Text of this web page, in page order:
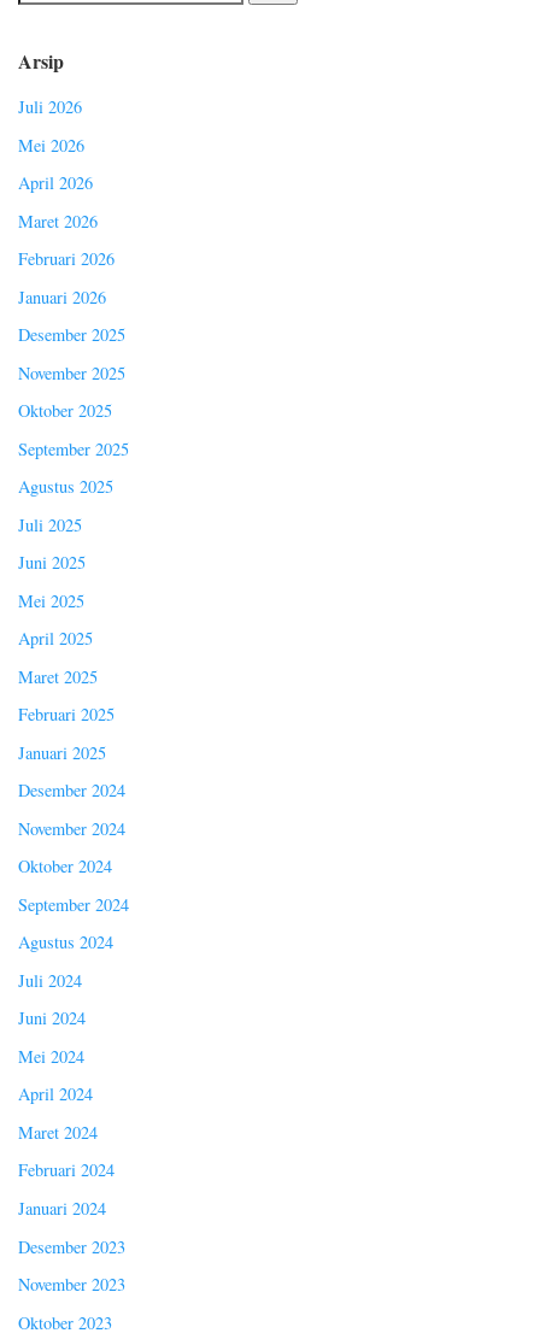
Arsip
Juli 2026
Mei 2026
April 2026
Maret 2026
Februari 2026
Januari 2026
Desember 2025
November 2025
Oktober 2025
September 2025
Agustus 2025
Juli 2025
Juni 2025
Mei 2025
April 2025
Maret 2025
Februari 2025
Januari 2025
Desember 2024
November 2024
Oktober 2024
September 2024
Agustus 2024
Juli 2024
Juni 2024
Mei 2024
April 2024
Maret 2024
Februari 2024
Januari 2024
Desember 2023
November 2023
Oktober 2023